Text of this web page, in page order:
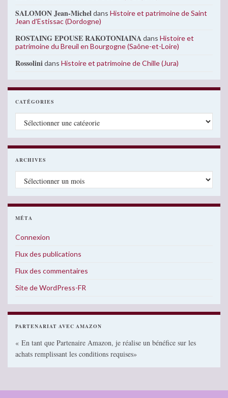
SALOMON Jean-Micheldans Histoire et patrimoine de Saint
Jean d’Estissac (Dordogne)
ROSTAING EPOUSE RAKOTONIAINAdans Histoire et
patrimoine du Breuil en Bourgogne (Saône-et-Loire)
Rossolinidans Histoire et patrimoine de Chille (Jura)
CATÉGORIES
Catégories
ARCHIVES
Archives
MÉTA
Connexion
Flux des publications
Flux des commentaires
Site de WordPress-FR
PARTENARIAT AVEC AMAZON
« En tant que Partenaire Amazon, je réalise un bénéfice sur les
achats remplissant les conditions requises»